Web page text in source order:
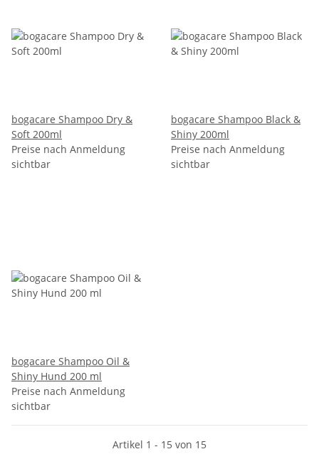
bogacare Shampoo Dry &
Soft 200ml
Preise nach Anmeldung
sichtbar
bogacare Shampoo Black &
Shiny 200ml
Preise nach Anmeldung
sichtbar
bogacare Shampoo Oil &
Shiny Hund 200 ml
Preise nach Anmeldung
sichtbar
Artikel 1 - 15 von 15